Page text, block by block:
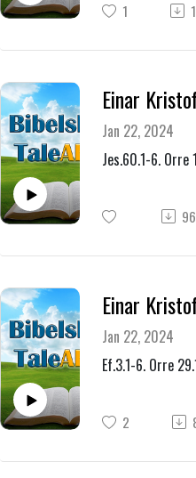
1
Jan 22, 2024
Jes.60.1-6.
96
Jan 22, 2024
Ef.3.1-6. Orre
2